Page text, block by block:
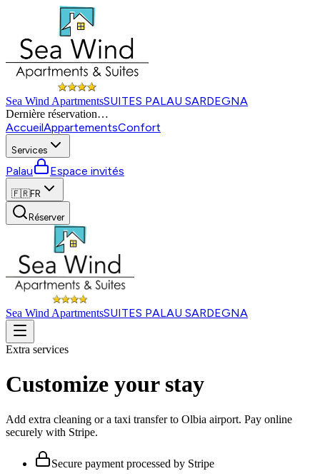
Sea Wind ApartmentsSUITES PALAU SARDEGNA
Dernière réservation…
AccueilAppartementsConfort
Services
Palau Espace invités
🇫🇷FR
Réserver
Sea Wind ApartmentsSUITES PALAU SARDEGNA
Extra services
Customize your stay
Add extra cleaning or a taxi transfer to Olbia airport. Pay online
securely with Stripe.
Secure payment processed by Stripe